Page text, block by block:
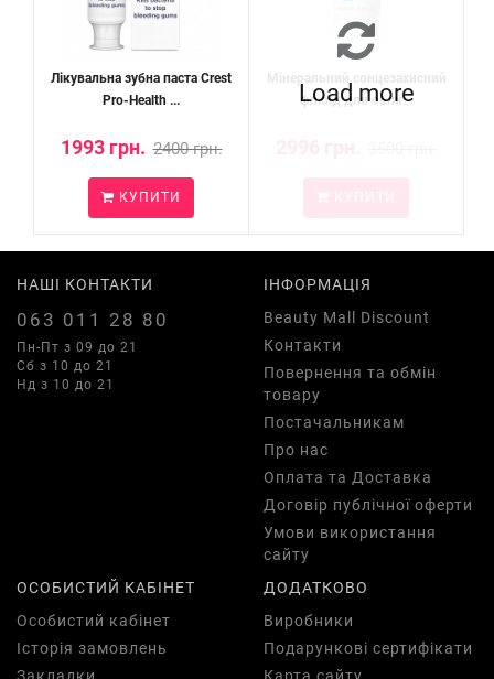
Лікувальна зубна паста Crest
Pro-Health ...
1993 грн. 2400 грн.
КУПИТИ
флюїд для обли...
Load more
НАШІ КОНТАКТИ
063 011 28 80
Пн-Пт з 09 до 21
Сб з 10 до 21
Нд з 10 до 21
ІНФОРМАЦІЯ
Beauty Mall Discount
Контакти
Повернення та обмін
товару
Постачальникам
Про нас
Оплата та Доставка
Договір публічної оферти
Умови використання
сайту
ОСОБИСТИЙ КАБІНЕТ
Особистий кабінет
Історія замовлень
ДОДАТКОВО
Виробники
Подарункові сертифікати